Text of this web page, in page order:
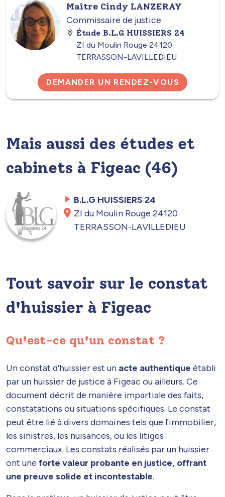
Maître Cindy LANZERAY
Commissaire de justice
Étude B.L.G HUISSIERS 24
ZI du Moulin Rouge 24120
TERRASSON-LAVILLEDIEU
DEMANDER UN RENDEZ-VOUS
Mais aussi des études et
cabinets à Figeac (46)
B.L.G HUISSIERS 24
ZI du Moulin Rouge 24120
TERRASSON-LAVILLEDIEU
Tout savoir sur le constat
d'huissier à Figeac
Qu'est-ce qu'un constat ?
Un constat d'huissier est un acte authentique établi
par un huissier de justice à Figeac ou ailleurs. Ce
document décrit de manière impartiale des faits,
constatations ou situations spécifiques. Le constat
peut être lié à divers domaines tels que l'immobilier,
les sinistres, les nuisances, ou les litiges
commerciaux. Les constats réalisés par un huissier
ont une forte valeur probante en justice, offrant
une preuve solide et incontestable.